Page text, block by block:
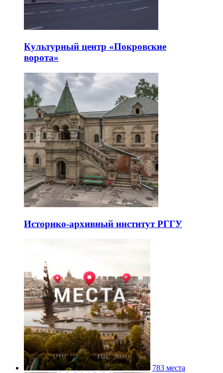
Культурный центр «Покровские
ворота»
Историко-архивный институт РГГУ
783 места